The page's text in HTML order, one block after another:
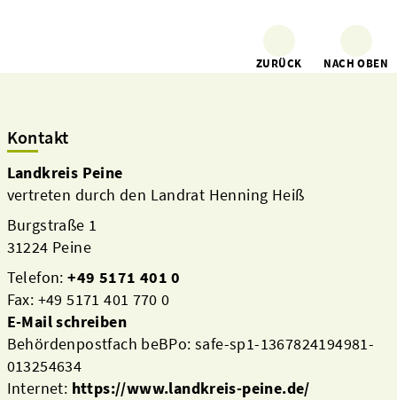
ZURÜCK NACH OBEN
Kontakt
Landkreis Peine
vertreten durch den Landrat Henning Heiß
Burgstraße 1
31224 Peine
Telefon:+49 5171 401 0
Fax: +49 5171 401 770 0
E-Mail schreiben
Behördenpostfach beBPo: safe-sp1-1367824194981-
013254634
Internet: https://www.landkreis-peine.de/